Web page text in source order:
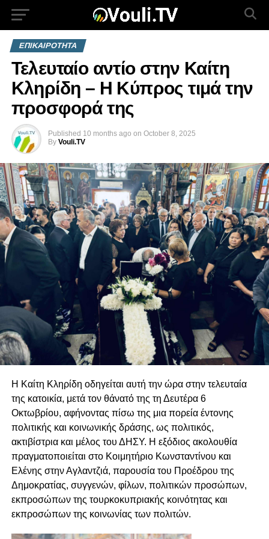
ΕΠΙΚΑΙΡΟΤΗΤΑ
Τελευταίο αντίο στην Καίτη
Κληρίδη – Η Κύπρος τιμά την
προσφορά της
Published 10 months ago on October 8, 2025
By Vouli.TV
Η Καίτη Κληρίδη οδηγείται αυτή την ώρα στην τελευταία
της κατοικία, μετά τον θάνατό της τη Δευτέρα 6
Οκτωβρίου, αφήνοντας πίσω της μια πορεία έντονης
πολιτικής και κοινωνικής δράσης, ως πολιτικός,
ακτιβίστρια και μέλος του ΔΗΣΥ. Η εξόδιος ακολουθία
πραγματοποιείται στο Κοιμητήριο Κωνσταντίνου και
Ελένης στην Αγλαντζιά, παρουσία του Προέδρου της
Δημοκρατίας, συγγενών, φίλων, πολιτικών προσώπων,
εκπροσώπων της τουρκοκυπριακής κοινότητας και
εκπροσώπων της κοινωνίας των πολιτών.